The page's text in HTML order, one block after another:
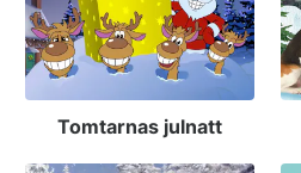
Tomtarnas julnatt